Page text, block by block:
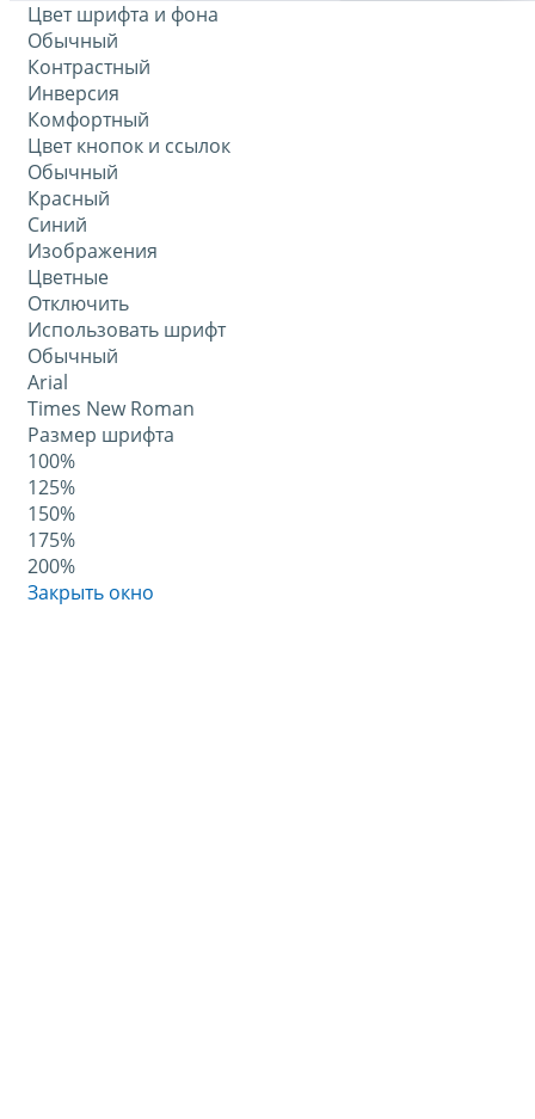
Цвет шрифта и фона
Обычный
Контрастный
Инверсия
Комфортный
Цвет кнопок и ссылок
Обычный
Красный
Синий
Изображения
Цветные
Отключить
Использовать шрифт
Обычный
Arial
Times New Roman
Размер шрифта
100%
125%
150%
175%
200%
Закрыть окно